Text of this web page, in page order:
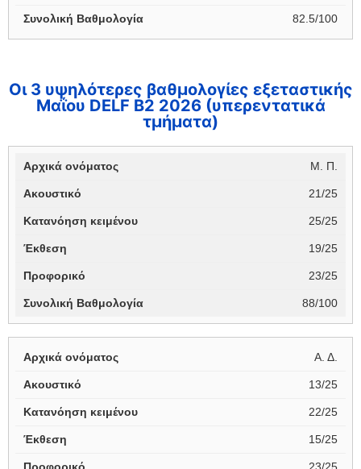
82.5/100
Οι 3 υψηλότερες βαθμολογίες εξεταστικής
Μαΐου DELF B2 2026 (υπερεντατικά
τμήματα)
Μ. Π.
21/25
25/25
19/25
23/25
88/100
Α. Δ.
13/25
22/25
15/25